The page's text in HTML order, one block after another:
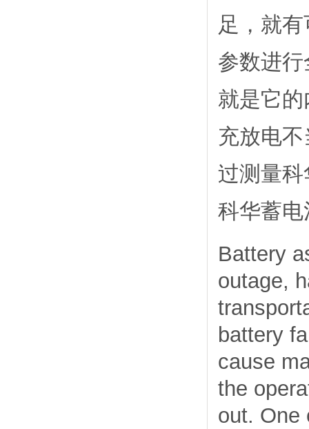
足，就
参数进
就是它
充放电
过测量
科华蓄
Battery
outage,
battery
cause
the
out. One